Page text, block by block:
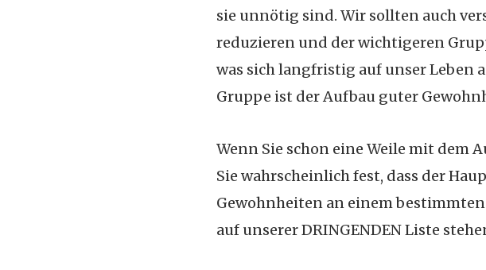
sie unnötig sind. Wir sollten auch
reduzieren und der wichtigeren
was sich langfristig auf unser Leben
Gruppe ist der Aufbau guter
Wenn Sie schon eine Weile mit dem
Sie wahrscheinlich fest, dass der
Gewohnheiten an einem
auf unserer DRINGENDEN Liste